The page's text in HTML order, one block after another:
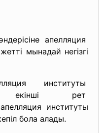
апелляция
мынадай негізгі
институты
екінші рет
институты
бола алады.